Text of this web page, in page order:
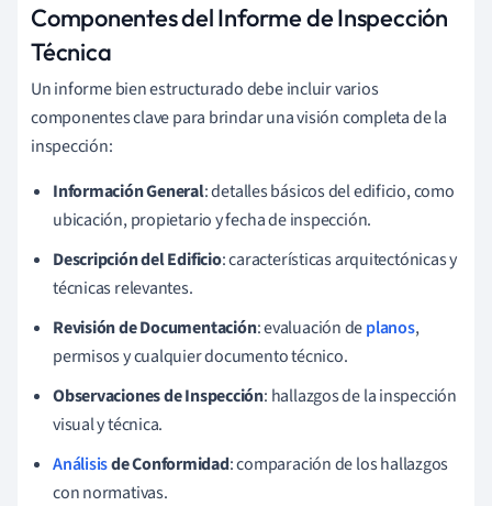
Componentes del Informe de Inspección
Técnica
Un informe bien estructurado debe incluir varios
componentes clave para brindar una visión completa de la
inspección:
Información General: detalles básicos del edificio, como
ubicación, propietario y fecha de inspección.
Descripción del Edificio: características arquitectónicas y
técnicas relevantes.
Revisión de Documentación: evaluación deplanos,
permisos y cualquier documento técnico.
Observaciones de Inspección: hallazgos de la inspección
visual y técnica.
Análisisde Conformidad: comparación de los hallazgos
con normativas.